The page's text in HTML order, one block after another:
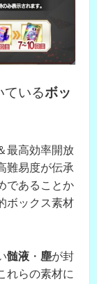
ているボッ
最高効率開放
難易度が伝承
であることか
ボックス素材
髄液 ・ 塵が封
れらの素材に